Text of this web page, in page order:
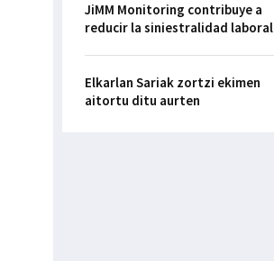
JiMM Monitoring contribuye a
reducir la siniestralidad laboral
Elkarlan Sariak zortzi ekimen
aitortu ditu aurten